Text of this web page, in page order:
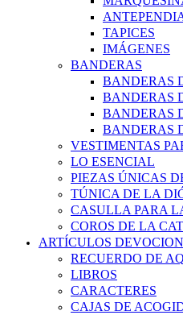
TAPICES
IMÁGENES
BANDERAS
BANDERAS
BANDERAS
BANDERAS
BANDERAS
VESTIMENTAS
LO ESENCIAL
PIEZAS ÚNICAS
TÚNICA DE LA
CASULLA PARA
COROS DE LA
ARTÍCULOS
RECUERDO DE
LIBROS
CARACTERES
CAJAS DE